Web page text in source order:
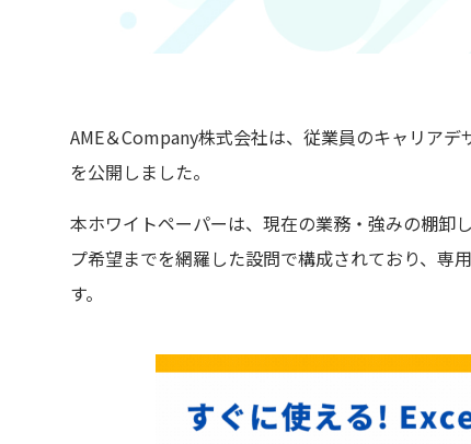
AME＆Company株式会社は、従業員のキャリア
を公開しました。
本ホワイトペーパーは、現在の業務・強みの棚卸
プ希望までを網羅した設問で構成されており、専
す。